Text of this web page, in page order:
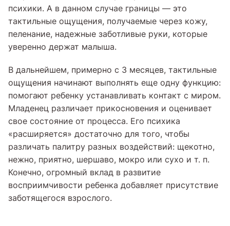
психики. А в данном случае границы — это
тактильные ощущения, получаемые через кожу,
пеленание, надежные заботливые руки, которые
уверенно держат малыша.
В дальнейшем, примерно с 3 месяцев, тактильные
ощущения начинают выполнять еще одну функцию:
помогают ребенку устанавливать контакт с миром.
Младенец различает прикосновения и оценивает
свое состояние от процесса. Его психика
«расширяется» достаточно для того, чтобы
различать палитру разных воздействий: щекотно,
нежно, приятно, шершаво, мокро или сухо и т. п.
Конечно, огромный вклад в развитие
восприимчивости ребенка добавляет присутствие
заботящегося взрослого.